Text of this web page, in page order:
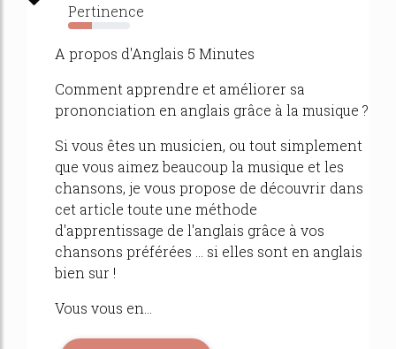
Pertinence
39%
A propos d'Anglais 5 Minutes
Comment apprendre et améliorer sa
prononciation en anglais grâce à la musique ?
Si vous êtes un musicien, ou tout simplement
que vous aimez beaucoup la musique et les
chansons, je vous propose de découvrir dans
cet article toute une méthode
d'apprentissage de l'anglais grâce à vos
chansons préférées ... si elles sont en anglais
bien sur !
Vous vous en...